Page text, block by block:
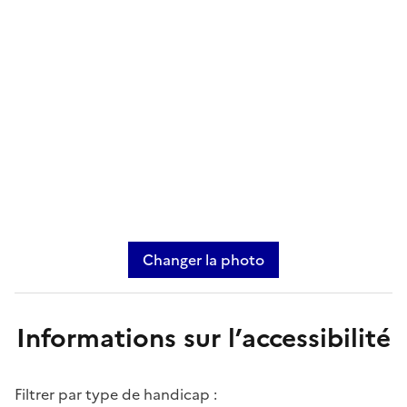
Changer la photo
Informations sur l’accessibilité
Filtrer par type de handicap :